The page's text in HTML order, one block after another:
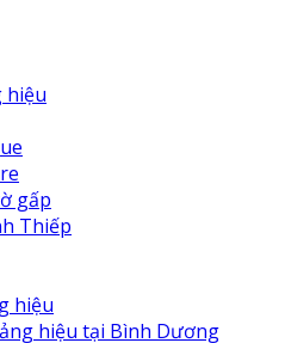
hiệu
gấp
Thiếp
hiệu
hiệu tại Bình Dương